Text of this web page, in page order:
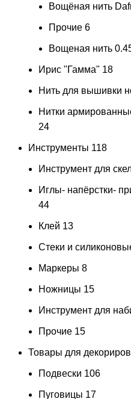
Вощёная нить
Прочие 6
Вощеная нить
Ирис "Гамма" 18
Нить для вышивки
Нитки
24
Инструменты 118
Инструмент для
Иглы- напёрстки-
44
Клей 13
Стеки и
Маркеры 8
Ножницы 15
Инструмент для
Прочие 15
Товары для
Подвески 106
Пуговицы 17